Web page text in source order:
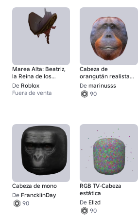
Marea Alta: Beatriz,
la Reina de los
Piratas - Sombrero
De Roblox
Fuera de venta
Cabeza de
orangután realista
🦧
De marinusss
90
Cabeza de mono
De FrancklinDay
90
RGB TV-Cabeza
estática
De Ellzd
90